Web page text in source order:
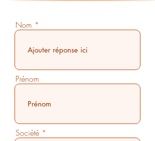
Nom
Prénom
Société